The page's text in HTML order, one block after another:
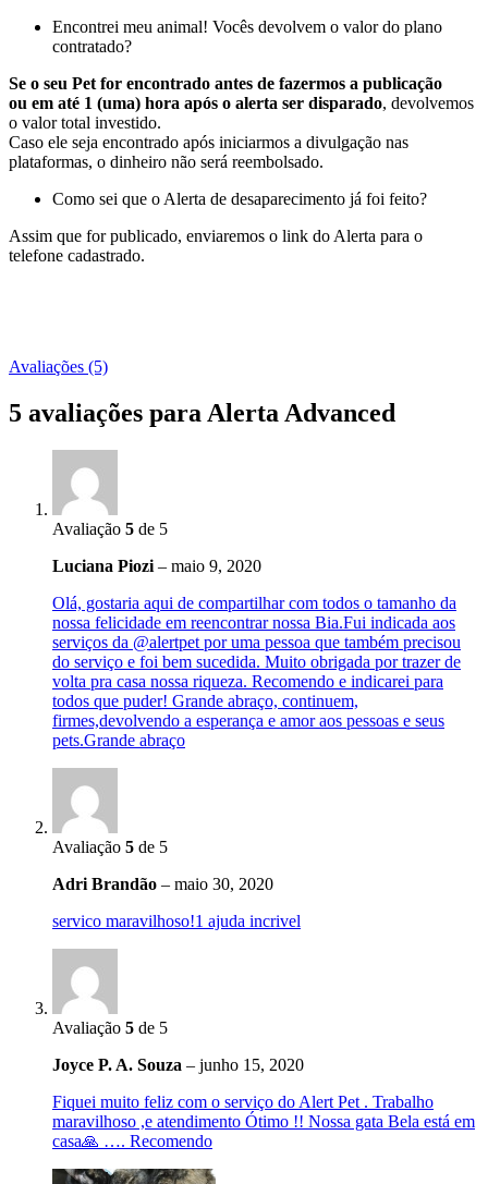
Encontrei meu animal! Vocês devolvem o valor do plano
contratado?
Se o seu Pet for encontrado antes de fazermos a publicação
ou em até 1 (uma) hora após o alerta ser disparado, devolvemos
o valor total investido.
Caso ele seja encontrado após iniciarmos a divulgação nas
plataformas, o dinheiro não será reembolsado.
Como sei que o Alerta de desaparecimento já foi feito?
Assim que for publicado, enviaremos o link do Alerta para o
telefone cadastrado.
Avaliações (5)
5 avaliações para Alerta Advanced
Avaliação 5 de 5
Luciana Piozi – maio 9, 2020
Olá, gostaria aqui de compartilhar com todos o tamanho da
nossa felicidade em reencontrar nossa Bia.Fui indicada aos
serviços da @alertpet por uma pessoa que também precisou
do serviço e foi bem sucedida. Muito obrigada por trazer de
volta pra casa nossa riqueza. Recomendo e indicarei para
todos que puder! Grande abraço, continuem,
firmes,devolvendo a esperança e amor aos pessoas e seus
pets.Grande abraço
Avaliação 5 de 5
Adri Brandão – maio 30, 2020
servico maravilhoso!1 ajuda incrivel
Avaliação 5 de 5
Joyce P. A. Souza – junho 15, 2020
Fiquei muito feliz com o serviço do Alert Pet . Trabalho
maravilhoso ,e atendimento Ótimo !! Nossa gata Bela está em
casa🙏 …. Recomendo